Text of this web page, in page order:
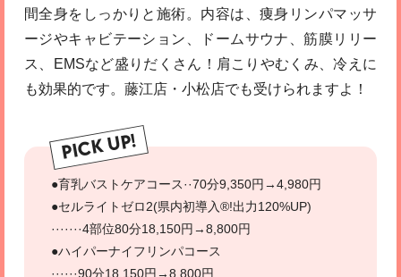
間全身をしっかりと施術。内容は、痩身リンパマッサ
ージやキャビテーション、ドームサウナ、筋膜リリー
ス、EMSなど盛りだくさん！肩こりやむくみ、冷えに
も効果的です。藤江店・小松店でも受けられますよ！
PICK UP!
●育乳バストケアコース··70分9,350円→4,980円
●セルライトゼロ2(県内初導入®!出力120%UP)
·······4部位80分18,150円→8,800円
●ハイパーナイフリンパコース
······90分18,150円→8,800円